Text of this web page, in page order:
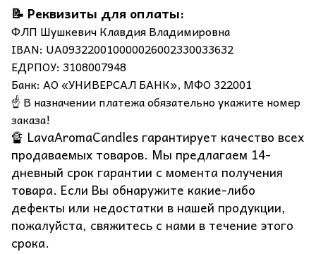
📝 Реквизиты для оплаты:
ФЛП Шушкевич Клавдия Владимировна
IBAN: UA093220010000026002330033632
ЕДРПОУ: 3108007948
Банк: АО «УНИВЕРСАЛ БАНК», МФО 322001
☝️ В назначении платежа обязательно укажите номер
заказа!
🔏 LavaAromaCandles гарантирует качество всех
продаваемых товаров. Мы предлагаем 14-
дневный срок гарантии с момента получения
товара. Если Вы обнаружите какие-либо
дефекты или недостатки в нашей продукции,
пожалуйста, свяжитесь с нами в течение этого
срока.